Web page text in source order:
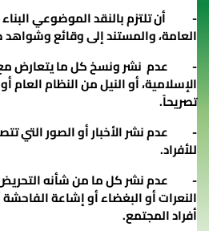
- أن تلتزم بالنقد الموضوعي
العامة، والمستند إلى وقائع
- عدم نشر ونسخ كل ما يتعارض مع
الإسلامية، أو النيل من النظام العام
تصريحاً.
- عدم نشر الأخبار أو الصور التي
للأفراد.
- عدم نشر كل ما من شأنه التحريض
النعرات أو البغضاء أو إشاعة
أفراد المجتمع.